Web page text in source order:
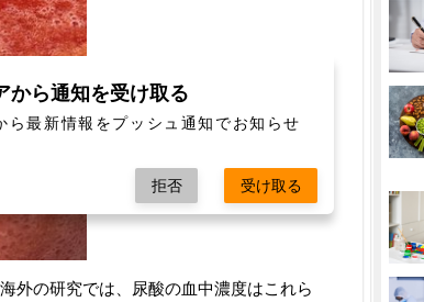
外の研究では、尿酸の血中濃度はこれら
から通知を受け取る
最新情報をプッシュ通知でお知らせ
拒否 受け取る